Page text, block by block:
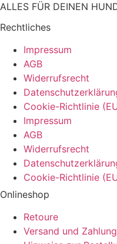
ALLES FÜR DEINEN
Rechtliches
Impressum
AGB
Widerrufsrecht
Cookie-Richtlinie
Impressum
AGB
Widerrufsrecht
Cookie-Richtlinie
Onlineshop
Retoure
Versand und